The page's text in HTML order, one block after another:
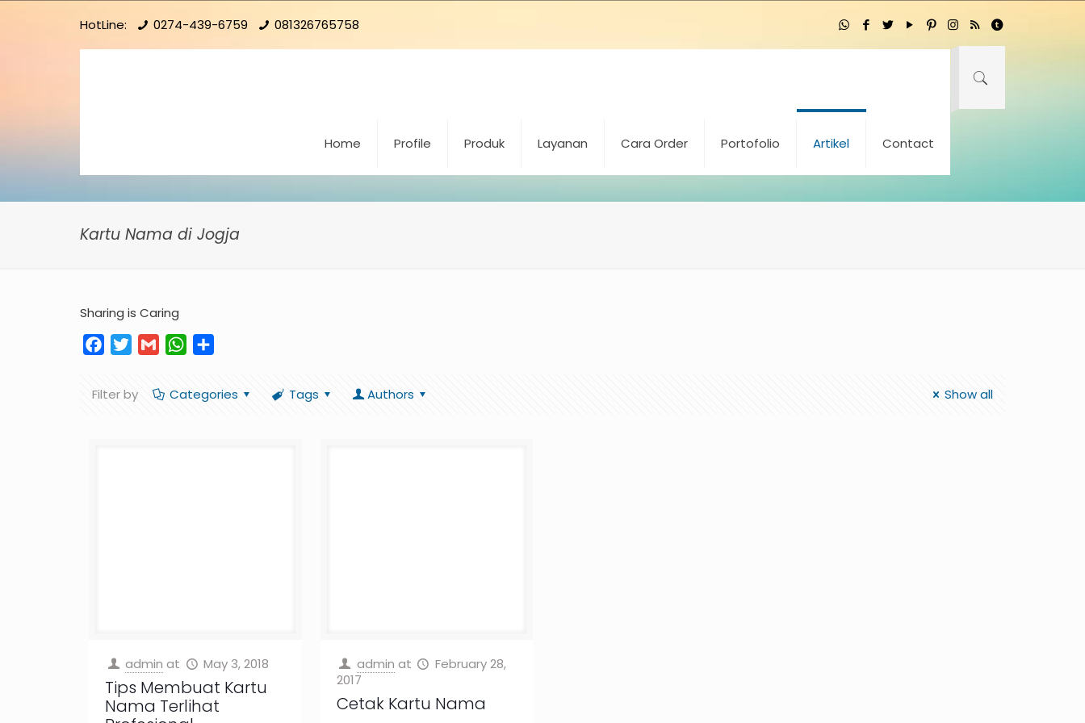
HotLine: 0274-439-6759 081326765758
Home Profile Produk Layanan Cara Order Portofolio Artikel Contact
Kartu Nama di Jogja
Sharing is Caring
FacebookTwitterGmail WhatsApp
Filter by Categories Tags Authors Show all
admin at May 3, 2018
Tips Membuat Kartu
Nama Terlihat
admin at
February 28,
2017
Cetak Kartu Nama